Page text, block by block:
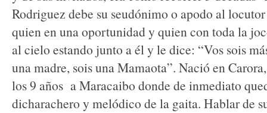
Rodriguez debe su seudónimo o apodo al
quien en una oportunidad y quien con toda la
al cielo estando junto a él y le dice: “Vos sois
una madre, sois una Mamaota”. Nació en
los 9 años a Maracaibo donde de inmediato
dicharachero y melódico de la gaita. Hablar de